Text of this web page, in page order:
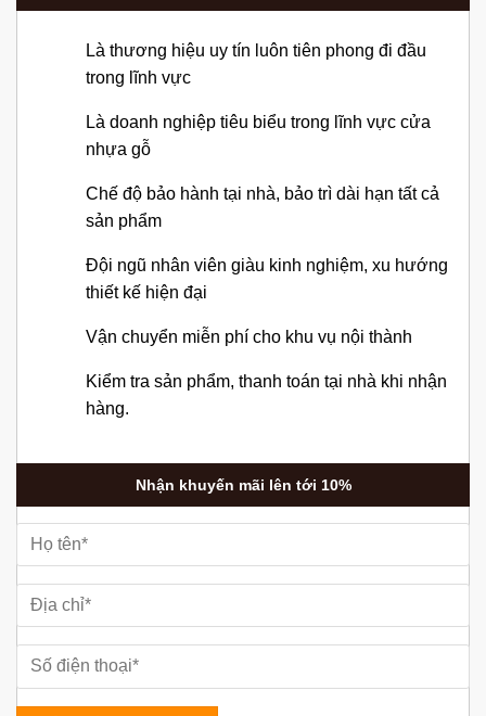
Là thương hiệu uy tín luôn tiên phong đi đầu
trong lĩnh vực
Là doanh nghiệp tiêu biểu trong lĩnh vực cửa
nhựa gỗ
Chế độ bảo hành tại nhà, bảo trì dài hạn tất cả
sản phẩm
Đội ngũ nhân viên giàu kinh nghiệm, xu hướng
thiết kế hiện đại
Vận chuyển miễn phí cho khu vụ nội thành
Kiểm tra sản phẩm, thanh toán tại nhà khi nhận
hàng.
Nhận khuyến mãi lên tới 10%